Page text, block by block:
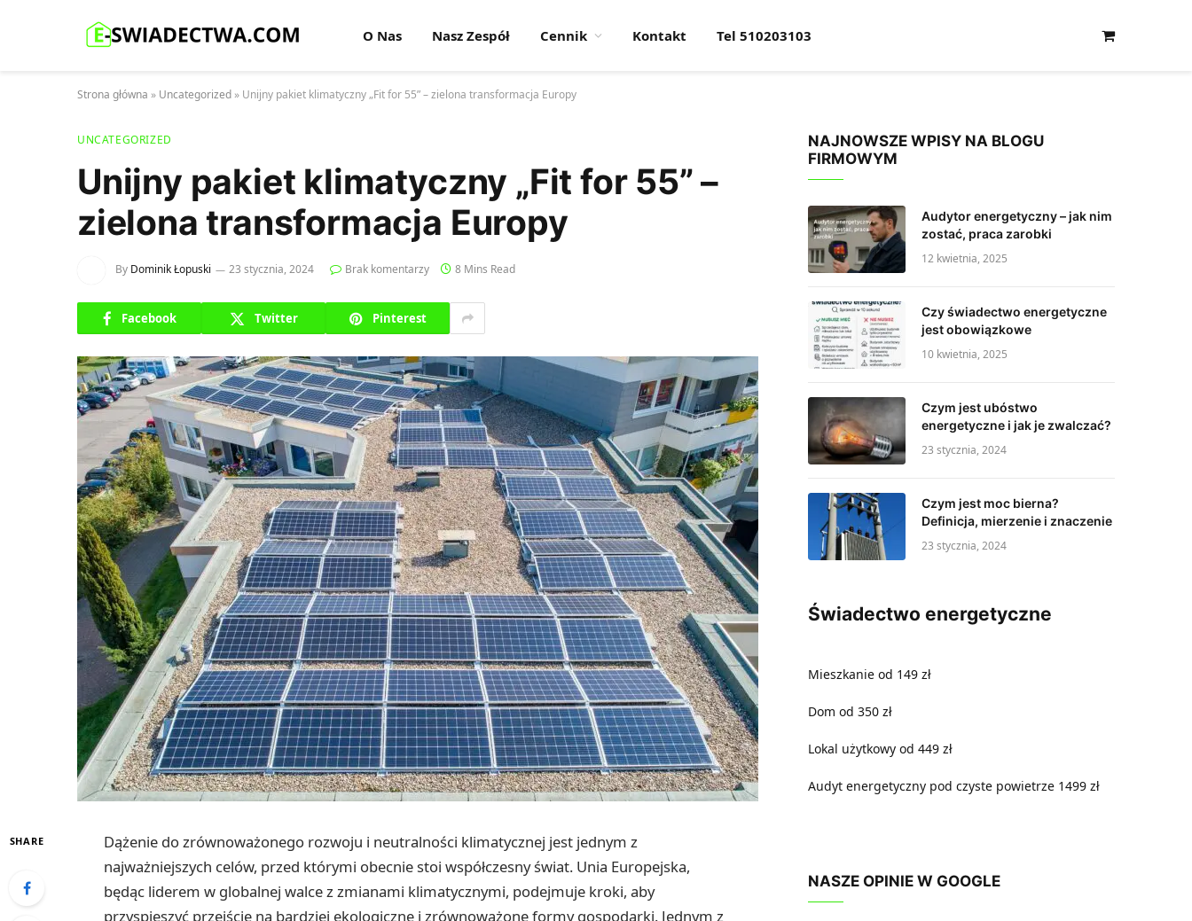
O Nas Nasz Zespół Cennik Kontakt Tel 510203103
Shopping
Strona główna » Uncategorized » Unijny pakiet klimatyczny „Fit for 55” – zielona transformacja Europy
UNCATEGORIZED
Unijny pakiet klimatyczny „Fit for 55” –
zielona transformacja Europy
By Dominik Łopuski 23 stycznia, 2024 Brak komentarzy 8 Mins Read
Facebook Twitter Pinterest
SHARE
Dążenie do zrównoważonego rozwoju i neutralności klimatycznej jest jednym z
najważniejszych celów, przed którymi obecnie stoi współczesny świat. Unia Europejska,
będąc liderem w globalnej walce z zmianami klimatycznymi, podejmuje kroki, aby
przyspieszyć przejście na bardziej ekologiczne i zrównoważone formy gospodarki. Jednym z
NAJNOWSZE WPISY NA BLOGU
FIRMOWYM
Audytor energetyczny – jak nim
zostać, praca zarobki
12 kwietnia, 2025
Czy świadectwo energetyczne
jest obowiązkowe
10 kwietnia, 2025
Czym jest ubóstwo
energetyczne i jak je zwalczać?
23 stycznia, 2024
Czym jest moc bierna?
Definicja, mierzenie i znaczenie
23 stycznia, 2024
Świadectwo energetyczne
Mieszkanie od 149 zł
Dom od 350 zł
Lokal użytkowy od 449 zł
Audyt energetyczny pod czyste powietrze 1499 zł
NASZE OPINIE W GOOGLE